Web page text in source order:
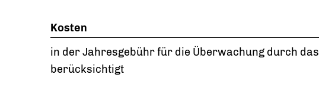
Kosten
in der Jahresgebühr für die Überwachung durch
berücksichtigt